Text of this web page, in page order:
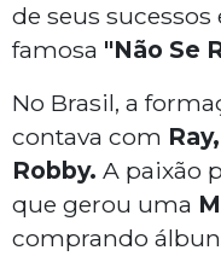
de seus
famosa "Não Se
No Brasil, a
contava com
Robby. A paixão
que gerou uma
comprando